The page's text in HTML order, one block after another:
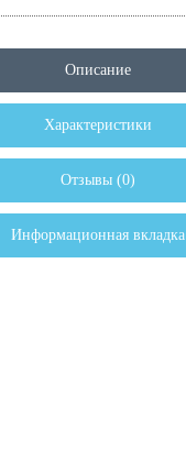
Описание
Характеристики
Отзывы (0)
Информационная вкладка